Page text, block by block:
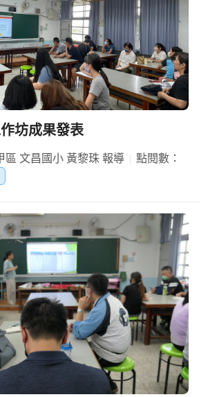
坊成果發表
區 文昌國小 黃黎珠 報導
點閱數：